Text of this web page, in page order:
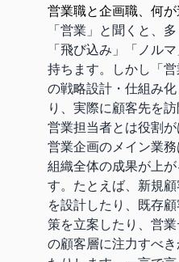
営業職と企画職、何
「営業」と聞くと、
「飛び込み」「ノル
持ちます。しかし「
の戦略設計・仕組み
り、実際に顧客先を
営業担当者とは役割が
営業企画のメイン業
組織全体の成果が上
す。たとえば、新規
を設計したり、既存
策を立案したり、営
の顧客層に注力すべ